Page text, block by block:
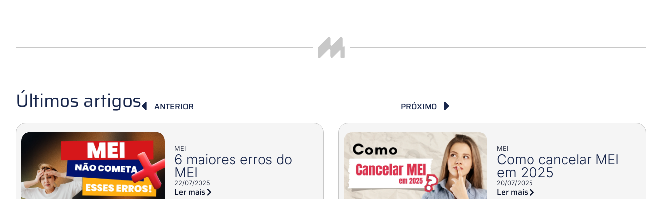
Últimos artigos ANTERIOR PRÓXIMO
MEI
6 maiores erros do
MEI
22/07/2025
Ler mais
MEI
Como cancelar MEI
em 2025
20/07/2025
Ler mais